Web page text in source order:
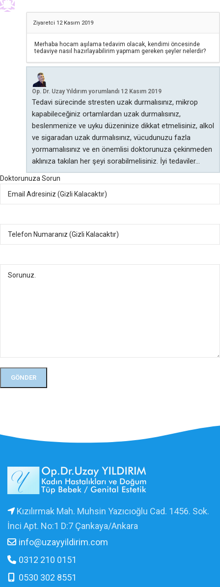
Ziyaretci 12 Kasım 2019
Merhaba hocam aşılama tedavim olacak, kendimi öncesinde
tedaviye nasıl hazırlayabilirim yapmam gereken şeyler nelerdir?
Op. Dr. Uzay Yıldırım yorumlandı 12 Kasım 2019
Tedavi sürecinde stresten uzak durmalısınız, mikrop
kapabileceğiniz ortamlardan uzak durmalısınız,
beslenmenize ve uyku düzeninize dikkat etmelisiniz, alkol
ve sigaradan uzak durmalısınız, vücudunuzu fazla
yormamalısınız ve en önemlisi doktorunuza çekinmeden
aklınıza takılan her şeyi sorabilmelisiniz. İyi tedaviler…
Doktorunuza Sorun
Kızılırmak Mah. Muhsin Yazıcıoğlu Cad. 1456. Sok.
İnci Apt. No:1 D:7 Çankaya/Ankara
info@uzayyildirim.com
0312 210 0151
0530 302 8551